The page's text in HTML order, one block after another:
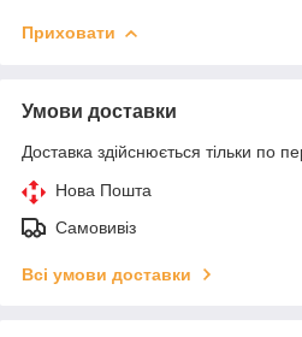
Приховати
Умови доставки
Доставка здійснюється тільки по
Нова Пошта
Самовивіз
Всі умови доставки